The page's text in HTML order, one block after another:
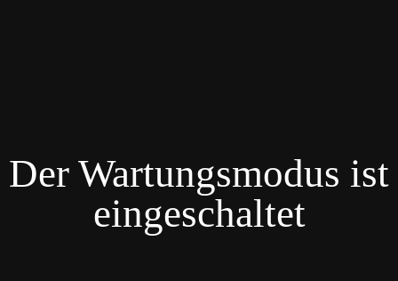
Der Wartungsmodus ist
eingeschaltet